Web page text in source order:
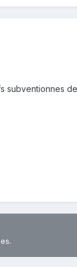
subventionnes